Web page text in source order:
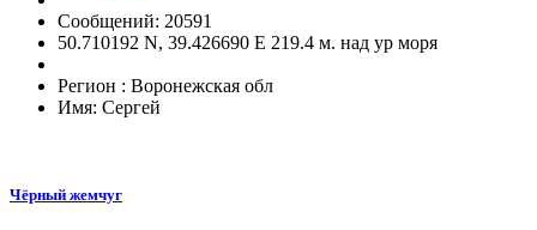
Сообщений: 20591
50.710192 N, 39.426690 E 219.4 м. над ур моря
Регион : Воронежская обл
Имя: Сергей
Чёрный жемчуг